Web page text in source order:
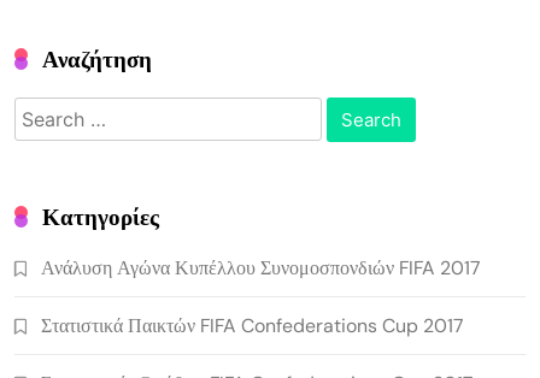
Αναζήτηση
Search
for:
Κατηγορίες
Ανάλυση Αγώνα Κυπέλλου Συνομοσπονδιών FIFA 2017
Στατιστικά Παικτών FIFA Confederations Cup 2017